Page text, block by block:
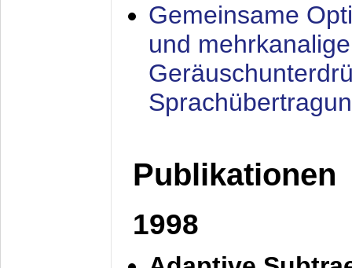
Gemeinsame
und
Publikationen
1998